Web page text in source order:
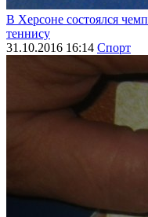
В Херсоне состоялся
теннису
31.10.2016 16:14 Спорт